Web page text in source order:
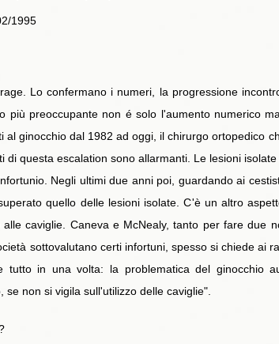
1995
Lo confermano i numeri, la progressione
più preoccupante non é solo l'aumento numerico
ginocchio dal 1982 ad oggi, il chirurgo ortopedico
di questa escalation sono allarmanti. Le lesioni
Negli ultimi due anni poi, guardando ai
quello delle lesioni isolate. C'è un altro
caviglie. Caneva e McNealy, tanto per fare due
sottovalutano certi infortuni, spesso si chiede ai
in una volta: la problematica del ginocchio
non si vigila sull'utilizzo delle caviglie".